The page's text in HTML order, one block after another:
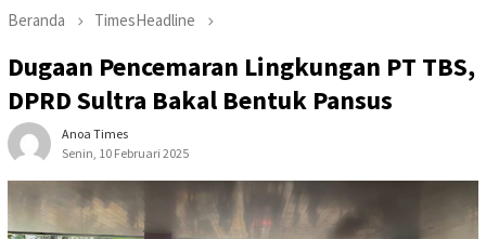
Beranda TimesHeadline
Dugaan Pencemaran Lingkungan PT TBS,
DPRD Sultra Bakal Bentuk Pansus
Anoa Times
Senin, 10 Februari 2025